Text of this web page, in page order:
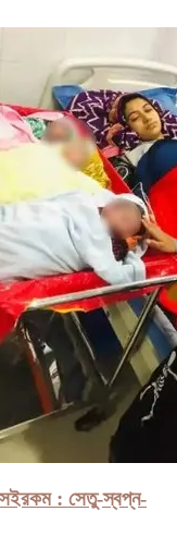
: সেতু-স্বপ্ন-